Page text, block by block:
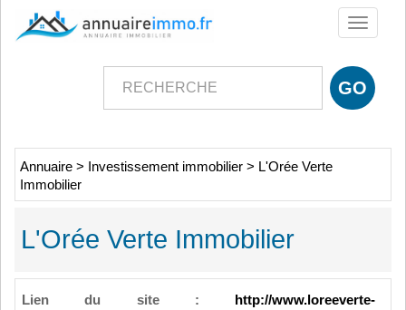
Toggle
Annuaire > Investissement immobilier > L'Orée Verte
Immobilier
L'Orée Verte Immobilier
Lien du site :
http://www.loreeverte-